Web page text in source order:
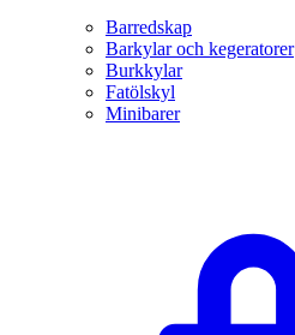
Barredskap
Barkylar och kegeratorer
Burkkylar
Fatölskyl
Minibarer